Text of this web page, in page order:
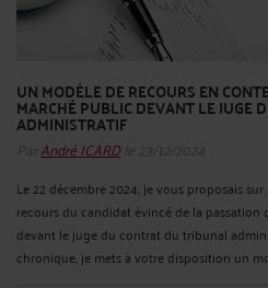
UN MODÈLE DE RECOURS EN
MARCHÉ PUBLIC DEVANT LE JUGE
ADMINISTRATIF
ParAndré ICARDle 23/12/2024
Le 22 décembre 2024, je vous proposais
recours du candidat évincé de la passation
devant le juge du contrat du tribunal
chronique, je mets à votre disposition un